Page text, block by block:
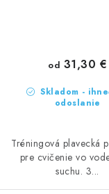
Skladom -
odoslanie
od 31,30 €
Tréningová plavecká
pre cvičenie vo
suchu. 3...